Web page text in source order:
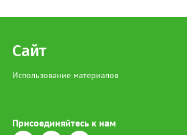
Сайт
Использование материалов
Присоединяйтесь к нам